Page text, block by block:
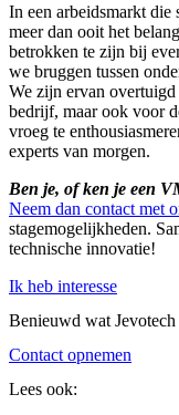
In een arbeidsmarkt die
meer dan ooit het
betrokken te zijn bij
we bruggen tussen
We zijn ervan overtuigd
bedrijf, maar ook voor
vroeg te
experts van morgen.
Ben je, of ken je een
Neem dan contact met
stagemogelijkheden.
technische innovatie!
Ik heb interesse
Benieuwd wat
Contact opnemen
Lees ook: